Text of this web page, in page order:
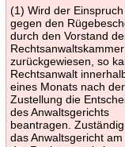
(1) Wird der Einspruch
gegen den
durch den Vorstand
Rechtsanwaltskammer
zurückgewiesen, so
Rechtsanwalt
eines Monats nach der
Zustellung die
des Anwaltsgerichts
beantragen.
das Anwaltsgericht am